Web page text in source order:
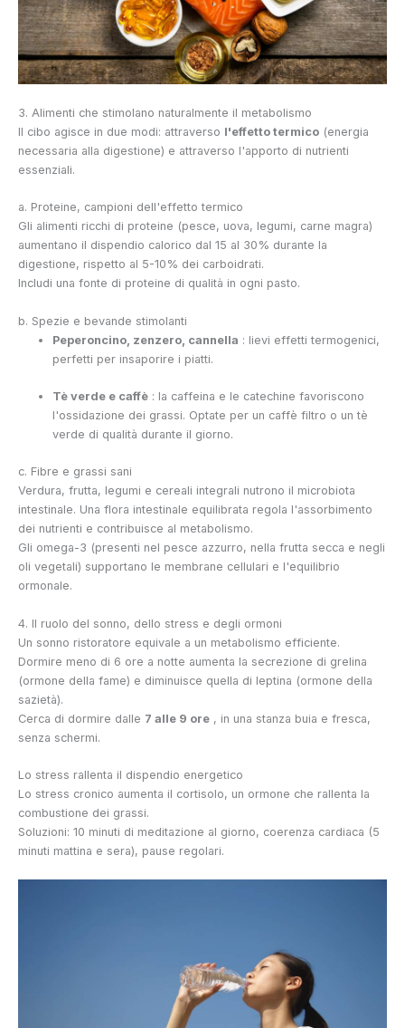
3. Alimenti che stimolano naturalmente il metabolismo
Il cibo agisce in due modi: attraverso l'effetto termico (energia
necessaria alla digestione) e attraverso l'apporto di nutrienti
essenziali.
a. Proteine, campioni dell'effetto termico
Gli alimenti ricchi di proteine (pesce, uova, legumi, carne magra)
aumentano il dispendio calorico dal 15 al 30% durante la
digestione, rispetto al 5-10% dei carboidrati.
Includi una fonte di proteine di qualità in ogni pasto.
b. Spezie e bevande stimolanti
Peperoncino, zenzero, cannella : lievi effetti termogenici,
perfetti per insaporire i piatti.
Tè verde e caffè : la caffeina e le catechine favoriscono
l'ossidazione dei grassi. Optate per un caffè filtro o un tè
verde di qualità durante il giorno.
c. Fibre e grassi sani
Verdura, frutta, legumi e cereali integrali nutrono il microbiota
intestinale. Una flora intestinale equilibrata regola l'assorbimento
dei nutrienti e contribuisce al metabolismo.
Gli omega-3 (presenti nel pesce azzurro, nella frutta secca e negli
oli vegetali) supportano le membrane cellulari e l'equilibrio
ormonale.
4. Il ruolo del sonno, dello stress e degli ormoni
Un sonno ristoratore equivale a un metabolismo efficiente.
Dormire meno di 6 ore a notte aumenta la secrezione di grelina
(ormone della fame) e diminuisce quella di leptina (ormone della
sazietà).
Cerca di dormire dalle 7 alle 9 ore , in una stanza buia e fresca,
senza schermi.
Lo stress rallenta il dispendio energetico
Lo stress cronico aumenta il cortisolo, un ormone che rallenta la
combustione dei grassi.
Soluzioni: 10 minuti di meditazione al giorno, coerenza cardiaca (5
minuti mattina e sera), pause regolari.